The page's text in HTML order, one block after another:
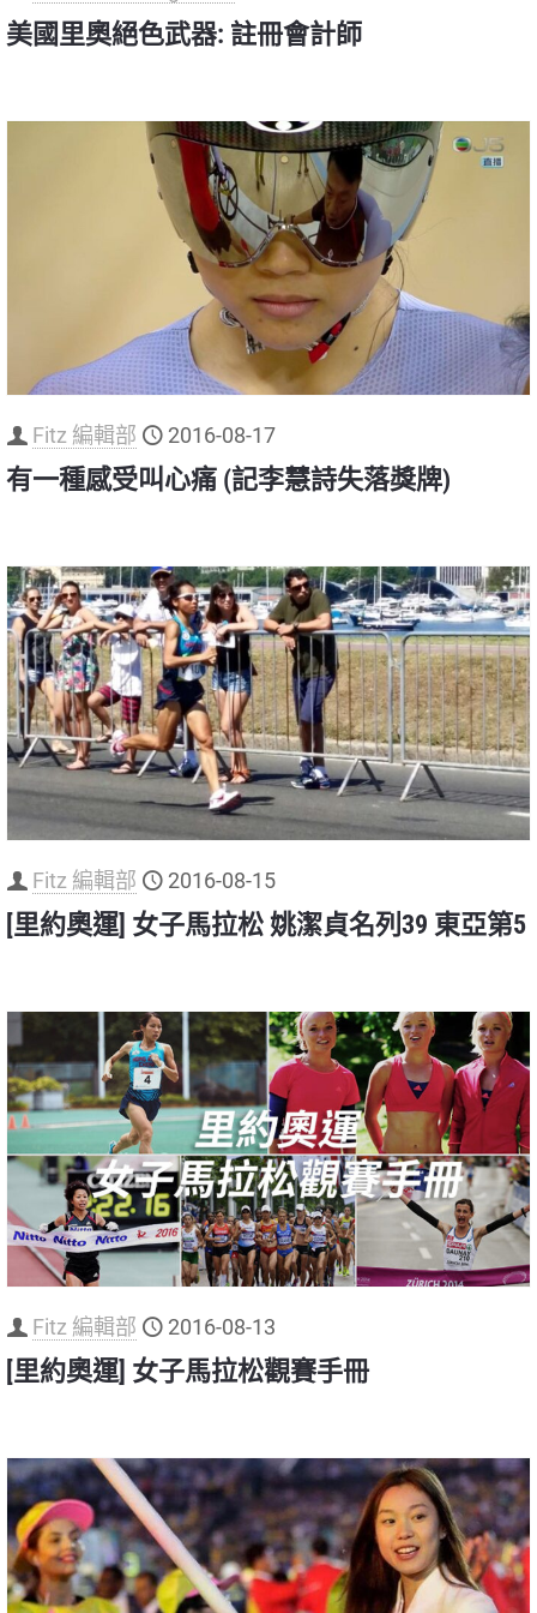
美國里奧絕色武器: 註冊會計師
Fitz 編輯部 2016-08-17
有一種感受叫心痛 (記李慧詩失落獎牌)
Fitz 編輯部 2016-08-15
[里約奧運] 女子馬拉松 姚潔貞名列39 東亞第5
Fitz 編輯部 2016-08-13
[里約奧運] 女子馬拉松觀賽手冊